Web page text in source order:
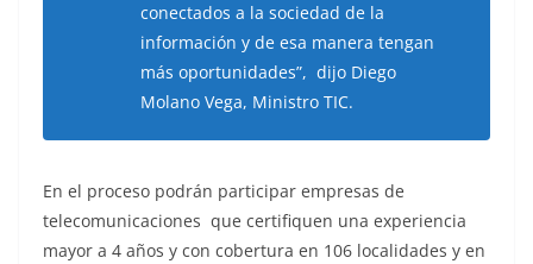
conectados a la sociedad de la
información y de esa manera tengan
más oportunidades”, dijo Diego
Molano Vega, Ministro TIC.
En el proceso podrán participar empresas de
telecomunicaciones que certifiquen una experiencia
mayor a 4 años y con cobertura en 106 localidades y en